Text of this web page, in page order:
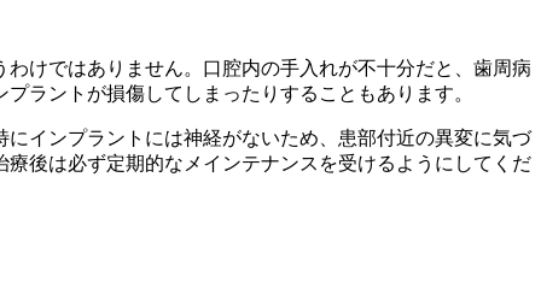
けではありません。口腔内の手入れが不十分だと、歯周病
ラントが損傷してしまったりすることもあります。
インプラントには神経がないため、患部付近の異変に気づ
後は必ず定期的なメインテナンスを受けるようにしてくだ